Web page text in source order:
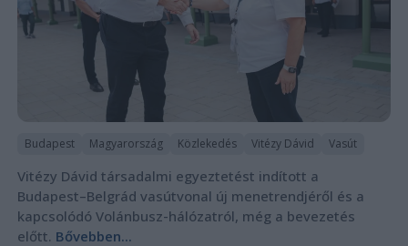
Budapest Magyarország Közlekedés Vitézy Dávid Vasút
Vitézy Dávid társadalmi egyeztetést indított a
Budapest–Belgrád vasútvonal új menetrendjéről és a
kapcsolódó Volánbusz-hálózatról, még a bevezetés
előtt. Bővebben...